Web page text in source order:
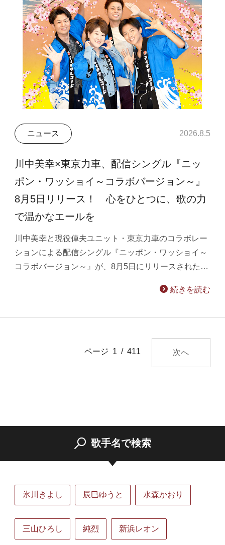
ニュース 2026.8.5
川中美幸×東京力車、配信シングル『ニッ
ポン・ワッショイ～コラボバージョン～』
8月5日リリース！ 心をひとつに、歌の力
で温かなエールを
川中美幸と現役俥夫ユニット・東京力車のコラボレー
ションによる配信シングル『ニッポン・ワッショイ～
コラボバージョン～』が、8月5日にリリースされた…
続きを読む
ページ 1 / 411 次へ
歌手名で検索
氷川きよし 辰巳ゆうと 水森かおり
三山ひろし 純烈 新浜レオン